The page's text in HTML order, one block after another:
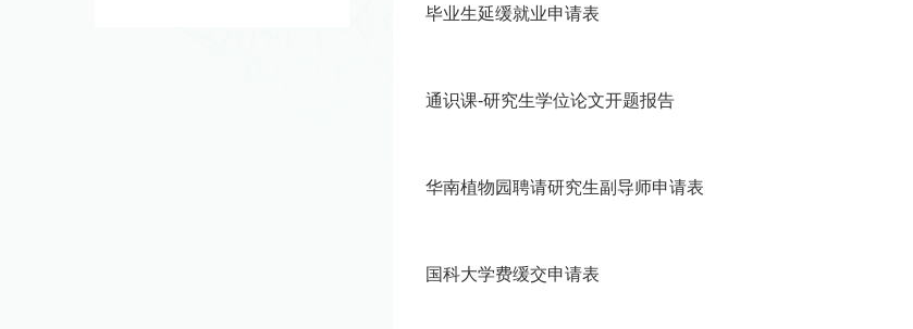
毕业生延缓就业申请表
通识课-研究生学位论文开题报告
华南植物园聘请研究生副导师申请表
国科大学费缓交申请表